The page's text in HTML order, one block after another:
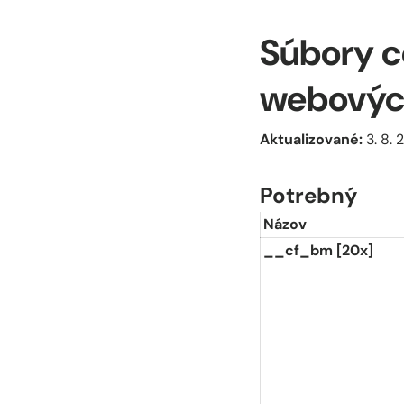
Súbory
Aktualizované: 3. 8.
Potrebný
Názov
__cf_bm [20x]